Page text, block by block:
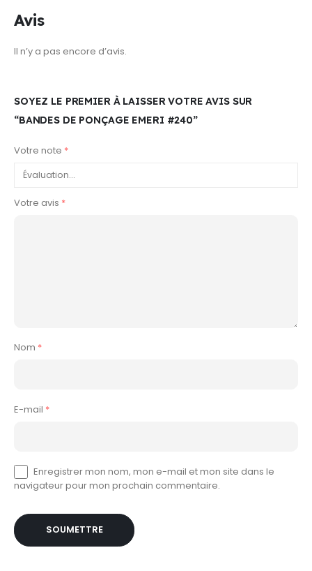
Avis
Il n’y a pas encore d’avis.
SOYEZ LE PREMIER À LAISSER VOTRE AVIS SUR
“BANDES DE PONÇAGE EMERI #240”
Votre note *
Votre avis *
Nom *
E-mail *
Enregistrer mon nom, mon e-mail et mon site dans le
navigateur pour mon prochain commentaire.